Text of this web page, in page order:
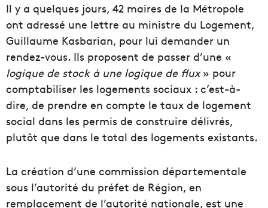
Il y a quelques jours, 42 maires de la Métropole
ont adressé une lettre au ministre du Logement,
Guillaume Kasbarian, pour lui demander un
rendez-vous. Ils proposent de passer d’une «
logique de stock à une logique de flux» pour
comptabiliser les logements sociaux : c’est-à-
dire, de prendre en compte le taux de logement
social dans les permis de construire délivrés,
plutôt que dans le total des logements existants.
La création d’une commission départementale
sous l’autorité du préfet de Région, en
remplacement de l’autorité nationale, est une